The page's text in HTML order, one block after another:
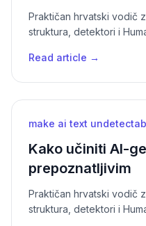
Praktičan hrvatski vodič
struktura, detektori i
Read article →
make ai text
Kako učiniti AI-
prepoznatljivim
Praktičan hrvatski vodič
struktura, detektori i